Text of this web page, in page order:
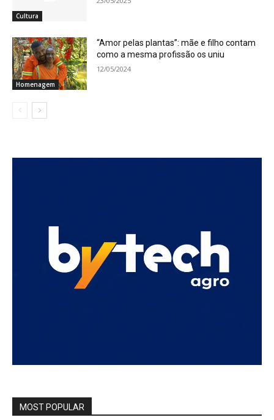
Cultura
Homenagem
“Amor pelas plantas”: mãe e filho contam
como a mesma profissão os uniu
12/05/2024
MOST POPULAR